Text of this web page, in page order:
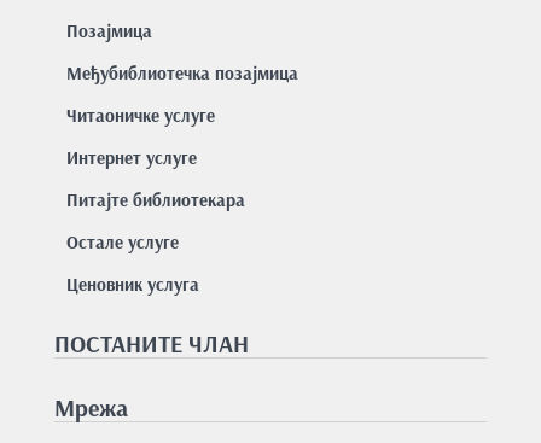
Позајмицa
Међубиблиотечка позајмица
Читаоничке услуге
Интернет услуге
Питајте библиотекара
Остале услуге
Ценовник услуга
ПОСТАНИТЕ ЧЛАН
Мрежа